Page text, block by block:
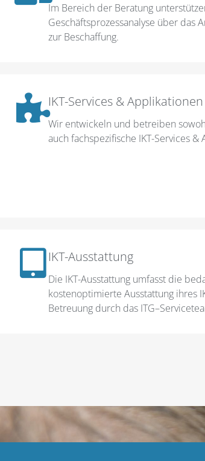
Im Bereich der Beratung
Geschäftsprozessanalyse über das
zur Beschaffung.
IKT-Services & Applikationen
Wir entwickeln und betreiben
auch fachspezifische IKT-Services &
IKT-Ausstattung
Die IKT-Ausstattung umfasst die
kostenoptimierte Ausstattung ihres
Betreuung durch das